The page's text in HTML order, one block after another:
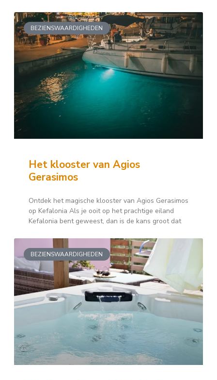
BEZIENSWAARDIGHEDEN
Het klooster van Agios
Gerasimos
Ontdek het magische klooster van Agios Gerasimos
op Kefalonia Als je ooit op het prachtige eiland
Kefalonia bent geweest, dan is de kans groot dat
BEZIENSWAARDIGHEDEN